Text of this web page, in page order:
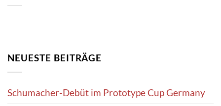
NEUESTE BEITRÄGE
Schumacher-Debüt im Prototype Cup Germany